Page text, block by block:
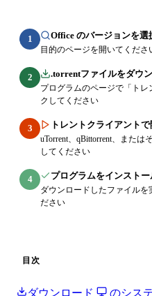
1 Office のバージョンを選
目的のページを開いてくださ
2 .torrentファイルをダウ
プログラムのページで「ト
クしてください
3 トレントクライアントで
uTorrent、qBittorrent、また
してください
4 プログラムをインストー
ダウンロードしたファイルを
ださい
目次
ダウンロード のシス